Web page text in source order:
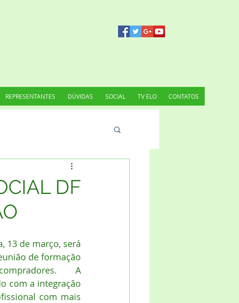
REPRESENTANTES DÚVIDAS SOCIAL TV ELO CONTATOS
DF
13 de março, será
de formação
A
com a integração
com mais